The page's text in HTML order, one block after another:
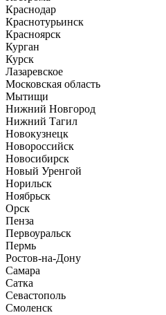
Краснодар
Краснотурьинск
Красноярск
Курган
Курск
Лазаревское
Московская область
Мытищи
Нижний Новгород
Нижний Тагил
Новокузнецк
Новороссийск
Новосибирск
Новый Уренгой
Норильск
Ноябрьск
Орск
Пенза
Первоуральск
Пермь
Ростов-на-Дону
Самара
Сатка
Севастополь
Смоленск